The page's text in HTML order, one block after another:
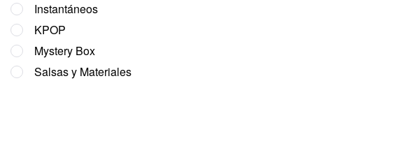
Instantáneos
KPOP
Mystery Box
Salsas y Materiales